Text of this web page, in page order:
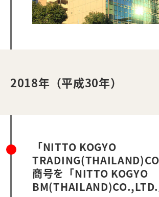
2018年（平成30年）
「NITTO KOGYO
商号を「NITTO KOGYO